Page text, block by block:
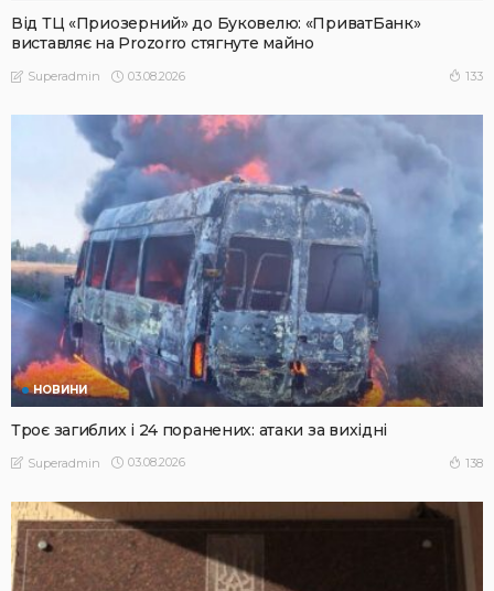
Від ТЦ «Приозерний» до Буковелю: «ПриватБанк»
виставляє на Prozorro стягнуте майно
Superadmin 03.08.2026 133
НОВИНИ
Троє загиблих і 24 поранених: атаки за вихідні
Superadmin 03.08.2026 138